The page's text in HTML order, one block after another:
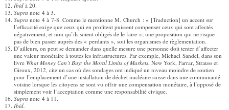
Ibid à 20.
Supra note 4 à 3.
Supra note 4 à 7-8. Comme le mentionne M. Church : « [Traduction] un accent sur
l’efficacité exige que ceux qui en profitent puissent compenser ceux qui sont affectés
négativement, et non qu’ils soient obligés de le faire »; une proposition qui ne risque
pas de bien passer auprès des « perdants », soit les organismes de règlementation.
D’ailleurs, on peut se demander dans quelle mesure une personne doit tenter d’affecter
une valeur monétaire à toutes les infrastructures. Par exemple, Michael Sandel, dans son
livre What Money Can’t Buy: the Moral Limits of Markets , New York, Farrar, Strauss et
Giroux, 2012, cite un cas où des sondages ont indiqué un niveau moindre de soutien
pour l’emplacement d’une installation de déchet nucléaire suisse dans une communauté
voisine lorsque les citoyens se sont vu offrir une compensation monétaire, à l’opposé de
simplement voir l’acceptation comme une responsabilité civique.
Supranote 4 à 11.
Ibid.